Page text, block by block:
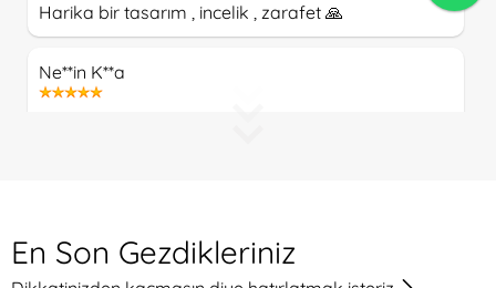
Harika bir tasarım , incelik , zarafet 🙏
Ne**in K**a
En Son Gezdikleriniz